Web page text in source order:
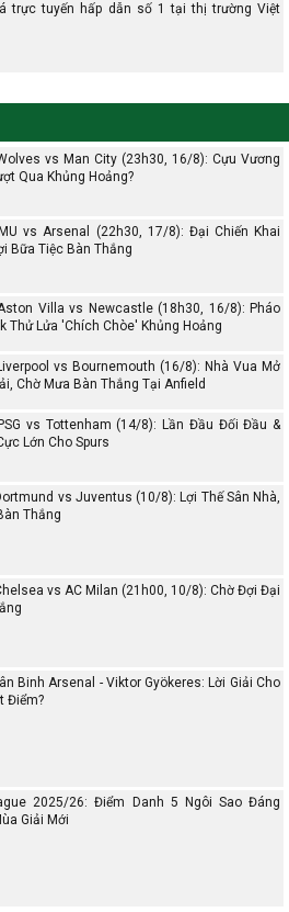
trực tuyến hấp dẫn số 1 tại thị trường Việt
vs Man City (23h30, 16/8): Cựu Vương
Qua Khủng Hoảng?
vs Arsenal (22h30, 17/8): Đại Chiến Khai
Bữa Tiệc Bàn Thắng
Villa vs Newcastle (18h30, 16/8): Pháo
Thử Lửa 'Chích Chòe' Khủng Hoảng
vs Bournemouth (16/8): Nhà Vua Mở
Chờ Mưa Bàn Thắng Tại Anfield
vs Tottenham (14/8): Lần Đầu Đối Đầu &
Lớn Cho Spurs
vs Juventus (10/8): Lợi Thế Sân Nhà,
Thắng
vs AC Milan (21h00, 10/8): Chờ Đợi Đại
Binh Arsenal - Viktor Gyökeres: Lời Giải Cho
Điểm?
2025/26: Điểm Danh 5 Ngôi Sao Đáng
Giải Mới